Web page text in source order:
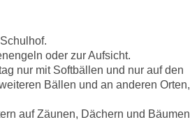
oder zur Aufsicht.
nur mit Softbällen und nur auf den
Bällen und an anderen Orten,
auf Zäunen, Dächern und Bäumen